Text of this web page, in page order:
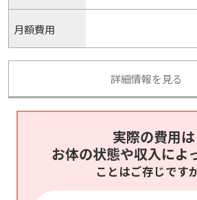
月額費用
詳細情報を見る
実際の費用は
お体の状態や収入によ
ことはご存じです